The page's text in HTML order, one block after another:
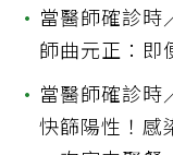
• 當醫師確診時
師曲元正：即
• 當醫師確診時
快篩陽性！感